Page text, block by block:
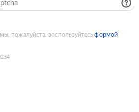
пожалуйста, воспользуйтесьформой